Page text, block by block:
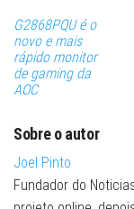
G2868PQU é o
novo e mais
rápido monitor
de gaming da
AOC
Sobre o autor
Joel Pinto
Fundador do